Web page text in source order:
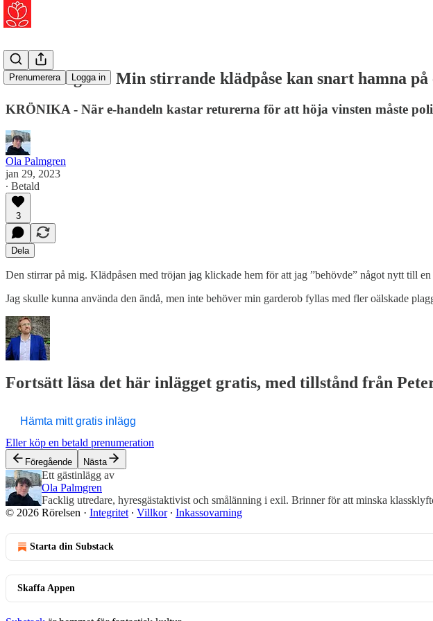
Prenumerera Logga in
Ola Palmgren: Min stirrande klädpåse kan snart hamna
KRÖNIKA - När e-handeln kastar returerna för att höja vinsten måste
Ola Palmgren
jan 29, 2023
∙ Betald
3
Dela
Den stirrar på mig. Klädpåsen med tröjan jag klickade hem för att jag ”behövde” något nytt till
Jag skulle kunna använda den ändå, men inte behöver min garderob fyllas med fler oälskade
Fortsätt läsa det här inlägget gratis, med tillstånd från
Hämta mitt gratis inlägg
Eller köp en betald prenumeration
Föregående Nästa
Ett gästinlägg av
Ola Palmgren
Facklig utredare, hyresgästaktivist och smålänning i exil. Brinner för att minska
© 2026 Rörelsen · Integritet ∙ Villkor∙ Inkassovarning
Starta din Substack
Skaffa Appen